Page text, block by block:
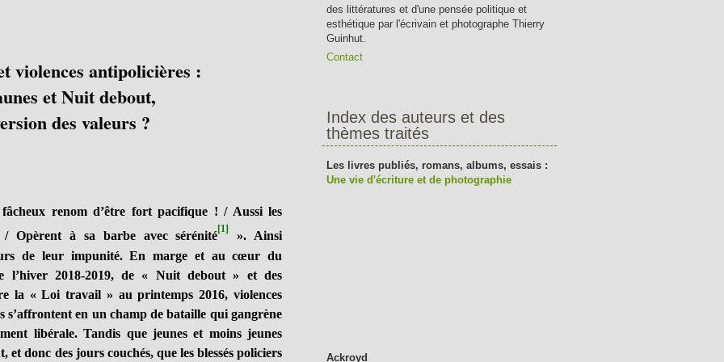
violences antipolicières :
et Nuit debout,
des valeurs ?
renom d’être fort pacifique ! / Aussi les
Opèrent à sa barbe avec sérénité[1]
». Ainsi
de leur impunité. En marge et au cœur du
l’hiver 2018-2019, de « Nuit debout » et des
la « Loi travail » au printemps 2016, violences
s’affrontent en un champ de bataille qui gangrène
libérale. Tandis que jeunes et moins jeunes
et donc des jours couchés, que les blessés policiers
des littératures et d'une pensée politique et
esthétique par l'écrivain et photographe Thierry
Guinhut.
Contact
Index des auteurs et des
thèmes traités
Les livres publiés, romans, albums, essais :
Une vie d'écriture et de photographie
Ackroyd